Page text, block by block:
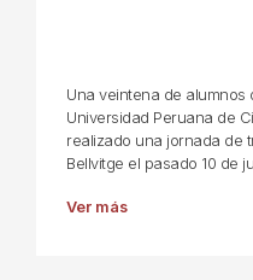
Una veintena de alumnos
Universidad Peruana de
realizado una jornada de
Bellvitge el pasado 10 de
Ver más